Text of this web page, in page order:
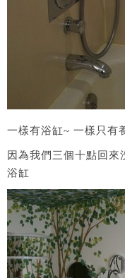
一樣有浴缸~ 一樣只有
因為我們三個十點回來
浴缸